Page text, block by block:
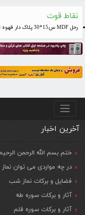
نقاط قوت
رحل MDF س15*30 پلاک دار قهوه ای بسیار زیبا و شیک مخصوص کادو و هدیه
منو پایین
آخرین اخبار
ختم بسم الله الرحمن
در چه مواردی می توان
فضایل و برکات نماز شب
آثار و برکات سوره طه
آثار و برکات سوره قلم